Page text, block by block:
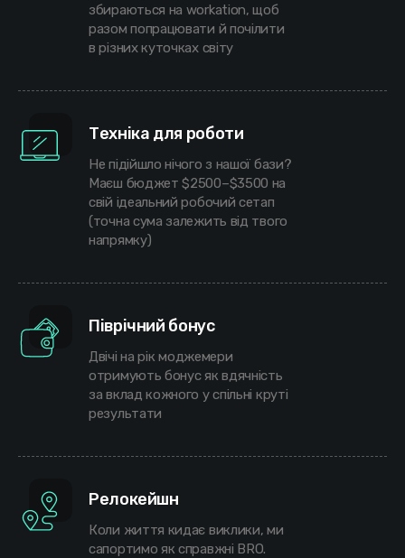
збираються на workation, щоб
разом попрацювати й почілити
в різних куточках світу
Техніка для роботи
Не підійшло нічого з нашої бази?
Маєш бюджет $2500–$3500 на
свій ідеальний робочий сетап
(точна сума залежить від твого
напрямку)
Піврічний бонус
Двічі на рік моджемери
отримують бонус як вдячність
за вклад кожного у спільні круті
результати
Релокейшн
Коли життя кидає виклики, ми
сапортимо як справжні BRO.